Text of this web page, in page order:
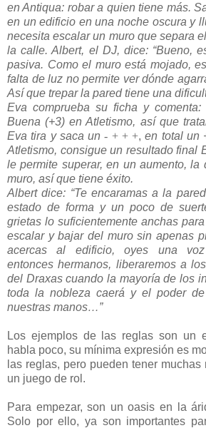
en Antiqua: robar a quien tiene más.
en un edificio en una noche oscura y
necesita escalar un muro que separa
la calle. Albert, el DJ, dice: “Bueno,
pasiva. Como el muro está mojado,
falta de luz no permite ver dónde
Así que trepar la pared tiene una
Eva comprueba su ficha y comenta:
Buena (+3) en Atletismo, así que
Eva tira y saca un - + + +, en total un
Atletismo, consigue un resultado final
le permite superar, en un aumento, la
muro, así que tiene éxito.
Albert dice: “Te encaramas a la
estado de forma y un poco de
grietas lo suficientemente anchas
escalar y bajar del muro sin apenas
acercas al edificio, oyes una voz
entonces hermanos, liberaremos a
del Draxas cuando la mayoría de los
toda la nobleza caerá y el poder
nuestras manos…”
Los ejemplos de las reglas son un
habla poco, su mínima expresión es
las reglas, pero pueden tener
un juego de rol.
Para empezar, son un oasis en la
Solo por ello, ya son importantes